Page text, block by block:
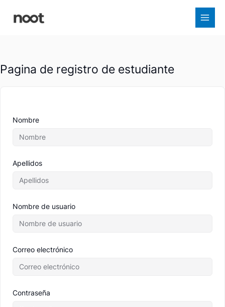
contenido
Pagina de registro de estudiante
Nombre
Apellidos
Nombre de usuario
Correo electrónico
Contraseña